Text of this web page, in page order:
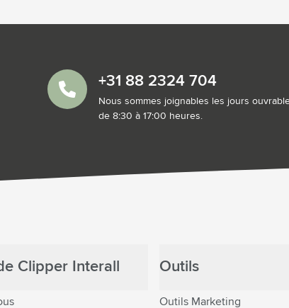
+31 88 2324 704
Nous sommes joignables les jours
de 8:30 à 17:00 heures.
Clipper Interall Outils
Outils Marketing